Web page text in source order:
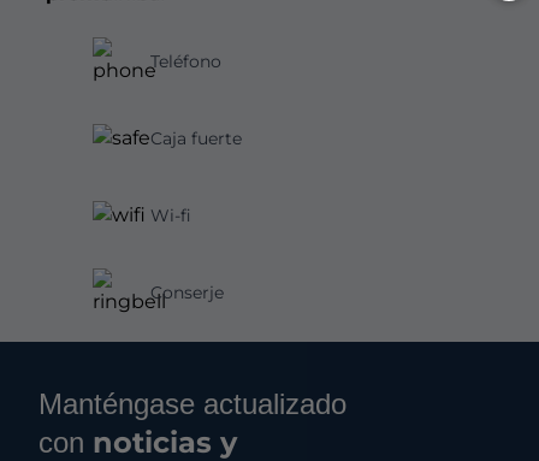
Teléfono
Caja fuerte
Wi-fi
Conserje
Manténgase actualizado
con noticias y